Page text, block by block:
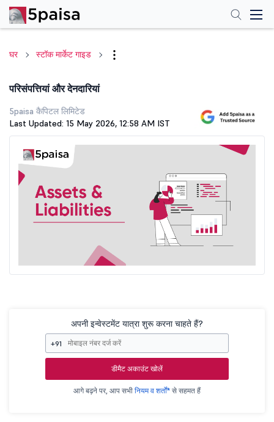
घर स्टॉक मार्केट गाइड
परिसंपत्तियां और देनदारियां
5paisa कैपिटल लिमिटेड
Last Updated: 15 May 2026, 12:58 AM IST
अपनी इन्वेस्टमेंट यात्रा शुरू करना चाहते हैं?
+91
डीमैट अकाउंट खोलें
आगे बढ़ने पर, आप सभी नियम व शर्तों* से सहमत हैं